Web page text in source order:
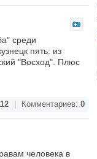
среди
пять: из
"Восход". Плюс
Комментариев: 0
человека в